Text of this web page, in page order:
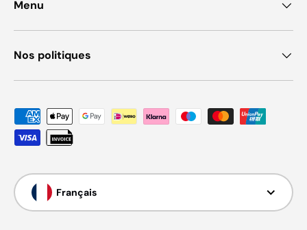
Menu
Nos politiques
Moyens de paiement acceptés
Langue
Français